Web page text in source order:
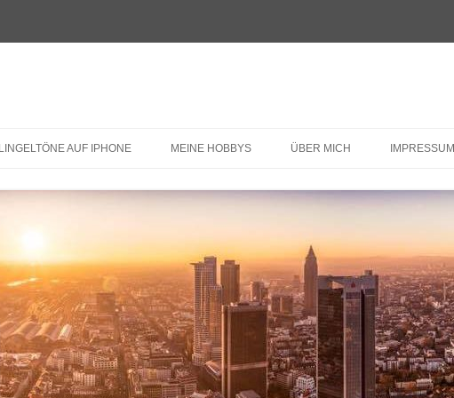
AUF IPHONE MEINE HOBBYS ÜBER MICH IMPRESSUM